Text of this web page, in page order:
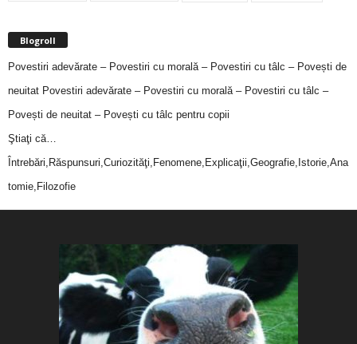
Blogroll
Povestiri adevărate – Povestiri cu morală – Povestiri cu tâlc – Povești de
neuitat Povestiri adevărate – Povestiri cu morală – Povestiri cu tâlc –
Povești de neuitat – Povești cu tâlc pentru copii
Ştiaţi că…
Întrebări,Răspunsuri,Curiozităţi,Fenomene,Explicaţii,Geografie,Istorie,Ana
tomie,Filozofie